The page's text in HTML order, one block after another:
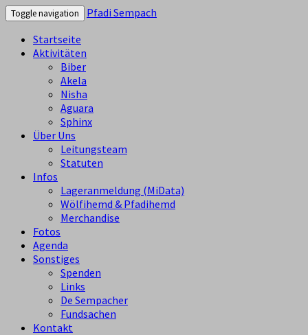
Toggle navigation
Pfadi Sempach
Startseite
Aktivitäten
Biber
Akela
Nisha
Aguara
Sphinx
Über Uns
Leitungsteam
Statuten
Infos
Lageranmeldung (MiData)
Wölfihemd & Pfadihemd
Merchandise
Fotos
Agenda
Sonstiges
Spenden
Links
De Sempacher
Fundsachen
Kontakt